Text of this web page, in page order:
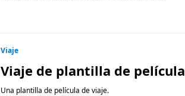
Viaje
Viaje de plantilla de película
Una plantilla de película de viaje.